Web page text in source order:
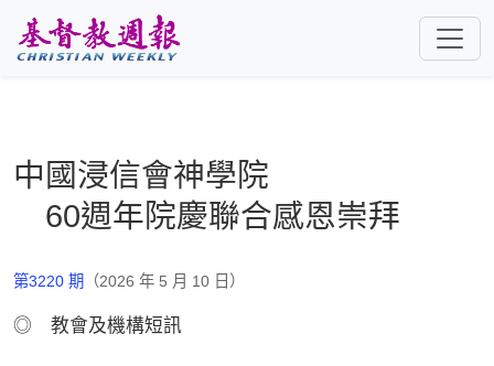
中國浸信會神學院
60週年院慶聯合感恩崇拜
第3220 期 （2026 年 5 月 10 日）
◎ 教會及機構短訊